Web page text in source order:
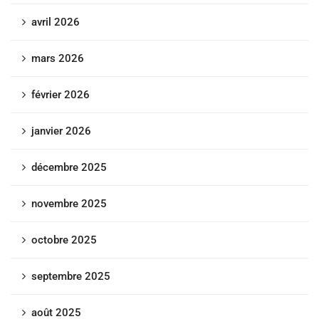
avril 2026
mars 2026
février 2026
janvier 2026
décembre 2025
novembre 2025
octobre 2025
septembre 2025
août 2025